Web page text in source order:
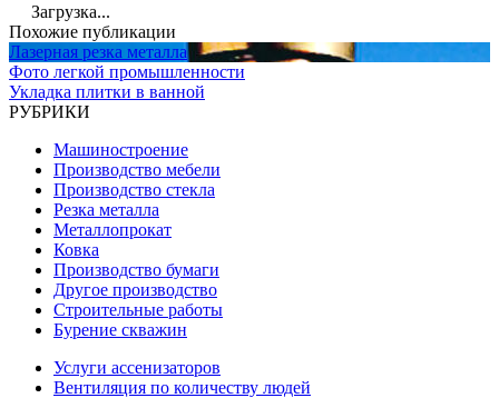
Загрузка...
Похожие публикации
Лазерная резка металла
Фото легкой промышленности
Укладка плитки в ванной
РУБРИКИ
Машиностроение
Производство мебели
Производство стекла
Резка металла
Металлопрокат
Ковка
Производство бумаги
Другое производство
Строительные работы
Бурение скважин
Услуги ассенизаторов
Вентиляция по количеству людей